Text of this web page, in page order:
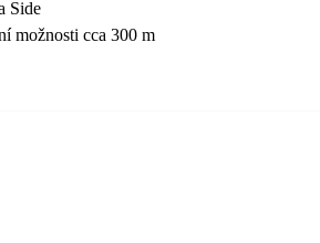
Side
možnosti cca 300 m